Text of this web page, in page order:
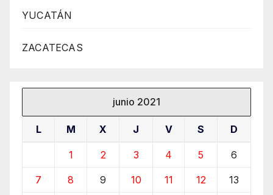
YUCATÁN
ZACATECAS
junio 2021
L M X J V S D
1 2 3 4 5 6
7 8 9 10 11 12 13